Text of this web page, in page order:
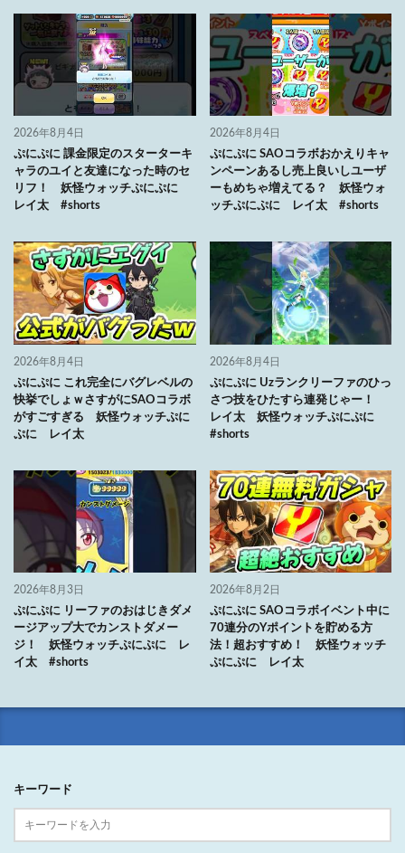
2026年8月4日
ぷにぷに 課金限定のスターターキ
ャラのユイと友達になった時のセ
リフ！ 妖怪ウォッチぷにぷに
レイ太 #shorts
2026年8月4日
ぷにぷに SAOコラボおかえりキャ
ンペーンあるし売上良いしユーザ
ーもめちゃ増えてる？ 妖怪ウォ
ッチぷにぷに レイ太 #shorts
2026年8月4日
ぷにぷに これ完全にバグレベルの
快挙でしょｗさすがにSAOコラボ
がすごすぎる 妖怪ウォッチぷに
ぷに レイ太
2026年8月4日
ぷにぷに Uzランクリーファのひっ
さつ技をひたすら連発じゃー！
レイ太 妖怪ウォッチぷにぷに
#shorts
2026年8月3日
ぷにぷに リーファのおはじきダメ
ージアップ大でカンストダメー
ジ！ 妖怪ウォッチぷにぷに レ
イ太 #shorts
2026年8月2日
ぷにぷに SAOコラボイベント中に
70連分のYポイントを貯める方
法！超おすすめ！ 妖怪ウォッチ
ぷにぷに レイ太
キーワード